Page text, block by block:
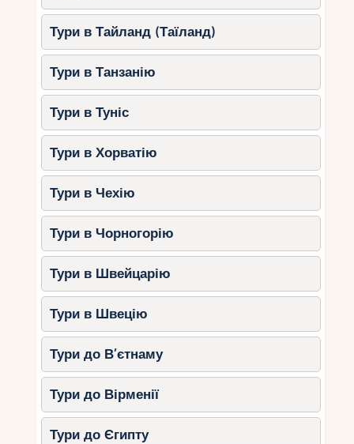
Тури в Тайланд (Таїланд)
Тури в Танзанію
Тури в Туніс
Тури в Хорватію
Тури в Чехію
Тури в Чорногорію
Тури в Швейцарію
Тури в Швецію
Тури до В’єтнаму
Тури до Вірменії
Тури до Єгипту